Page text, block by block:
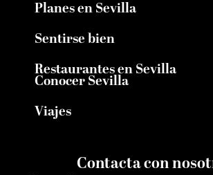
Planes en Sevilla
Sentirse bien
Restaurantes en Sevilla
Conocer Sevilla
Viajes
Contacta con